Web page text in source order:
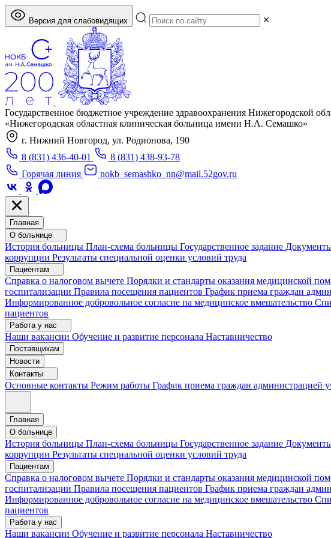
Версия для слабовидящих
Государственное бюджетное учреждение здравоохранения Нижегородской
«Нижегородская областная клиническая больница имени Н.А. Семашко»
г. Нижний Новгород, ул. Родионова, 190
8 (831) 436-40-01
8 (831) 438-93-78
Горячая линия
nokb_semashko_nn@mail.52gov.ru
Главная
О больнице
История больницы План-схема больницы Государственное задание
коррупции Результаты специальной оценки условий труда
Пациентам
Справка о налоговом вычете Порядки и стандарты оказания медицинской
госпитализации Правила посещения пациентов График приема граждан
Информированное добровольное согласие на медицинское вмешательство
пациентов
Работа у нас
Наши вакансии Обучение и развитие персонала Наставничество
Поставщикам
Новости
Контакты
Основные контакты Режим работы График приема граждан администрацией
Главная
О больнице
История больницы План-схема больницы Государственное задание
коррупции Результаты специальной оценки условий труда
Пациентам
Справка о налоговом вычете Порядки и стандарты оказания медицинской
госпитализации Правила посещения пациентов График приема граждан
Информированное добровольное согласие на медицинское вмешательство
пациентов
Работа у нас
Наши вакансии Обучение и развитие персонала Наставничество